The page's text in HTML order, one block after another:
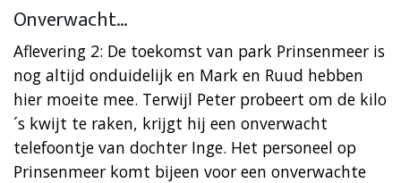
Onverwacht…
Aflevering 2: De toekomst van park Prinsenmeer is
nog altijd onduidelijk en Mark en Ruud hebben
hier moeite mee. Terwijl Peter probeert om de kilo
´s kwijt te raken, krijgt hij een onverwacht
telefoontje van dochter Inge. Het personeel op
Prinsenmeer komt bijeen voor een onverwachte